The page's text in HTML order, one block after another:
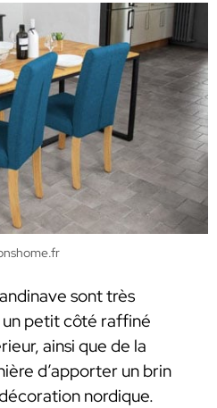
sont très
petit côté raffiné
ainsi que de la
d’apporter un brin
nordique.